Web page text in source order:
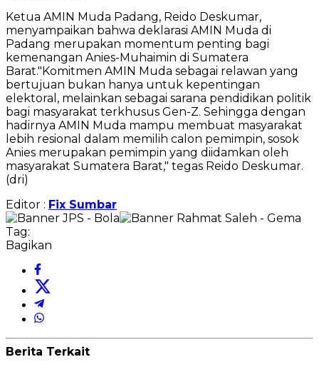
Ketua AMIN Muda Padang, Reido Deskumar,
menyampaikan bahwa deklarasi AMIN Muda di
Padang merupakan momentum penting bagi
kemenangan Anies-Muhaimin di Sumatera
Barat."Komitmen AMIN Muda sebagai relawan yang
bertujuan bukan hanya untuk kepentingan
elektoral, melainkan sebagai sarana pendidikan politik
bagi masyarakat terkhusus Gen-Z. Sehingga dengan
hadirnya AMIN Muda mampu membuat masyarakat
lebih resional dalam memilih calon pemimpin, sosok
Anies merupakan pemimpin yang diidamkan oleh
masyarakat Sumatera Barat," tegas Reido Deskumar.
(dri)
Editor : Fix Sumbar
Tag:
Bagikan
Berita Terkait